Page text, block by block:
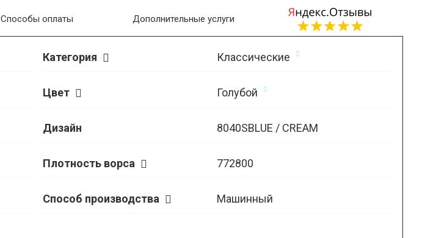
Категория Классические
Цвет Голубой
Дизайн 8040SBLUE / CREAM
Плотность ворса 772800
Способ производства Машинный
Способы оплаты Дополнительные услуги